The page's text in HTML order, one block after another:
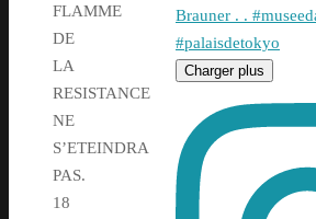
FLAMME
DE
LA
RESISTANCE
NE
S’ETEINDRA
PAS.
18
Charger plus